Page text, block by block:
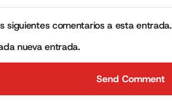
siguientes comentarios a esta entrada.
nueva entrada.
Send Comment